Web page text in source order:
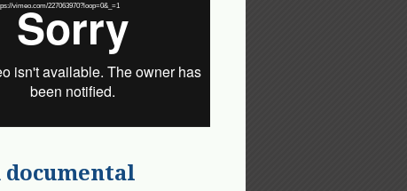
vimeo.com/227063970?loop=0&_=1